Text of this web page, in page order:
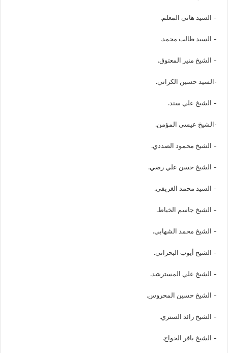
– السيد هاني المعلم.
– السيد طالب محمد.
– الشيخ منير المعتوق.
-السيد حسين الكراني.
– الشيخ علي سند.
-الشيخ عيسى المؤمن.
– الشيخ محمود الصددي.
– الشيخ حسن علي رضي.
– السيد محمد الغريفي.
– الشيخ جاسم الخياط.
– الشيخ محمد الشهابي.
– الشيخ أيوب البحراني.
– الشيخ علي المسترشد.
– الشيخ حسين المحروس.
– الشيخ رائد الستري.
– الشيخ باقر الحواج.